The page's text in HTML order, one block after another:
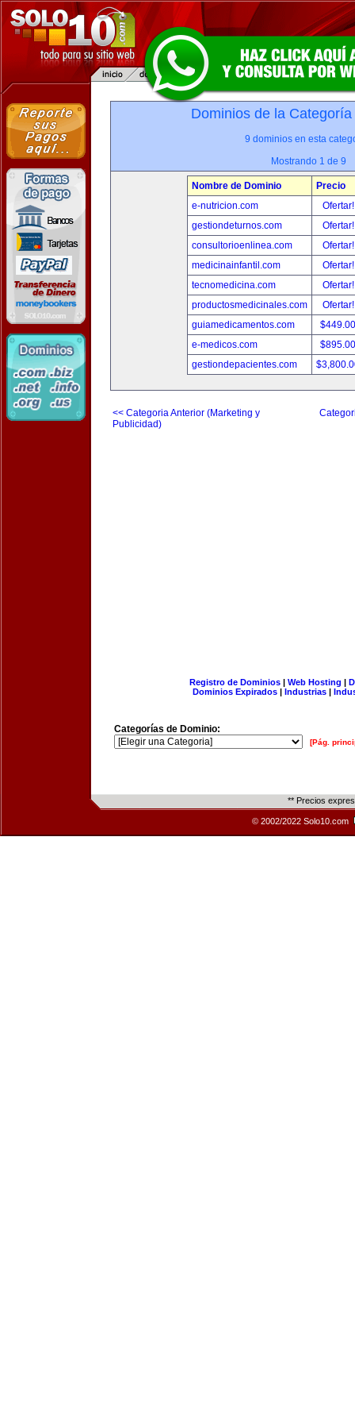
Dominios de la
9 dominios en esta
Mostrando 1 de 9
Nombre de Dominio
Precio
e-nutricion.com
gestiondeturnos.com
consultorioenlinea.com
medicinainfantil.com
tecnomedicina.com
productosmedicinales.com
guiamedicamentos.com
e-medicos.com
gestiondepacientes.com
<< Categoria Anterior (Marketing y
Publicidad)
Registro de Dominios| Web Hosting |
Dominios Expirados | Industrias |
Categorías de Dominio:
[Pág.
** Precios
© 2002/2022 Solo10.com